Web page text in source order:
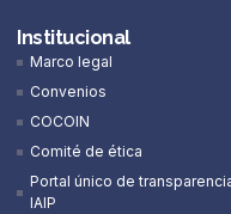
Institucional
Marco legal
Convenios
COCOIN
Comité de ética
Portal único de
IAIP